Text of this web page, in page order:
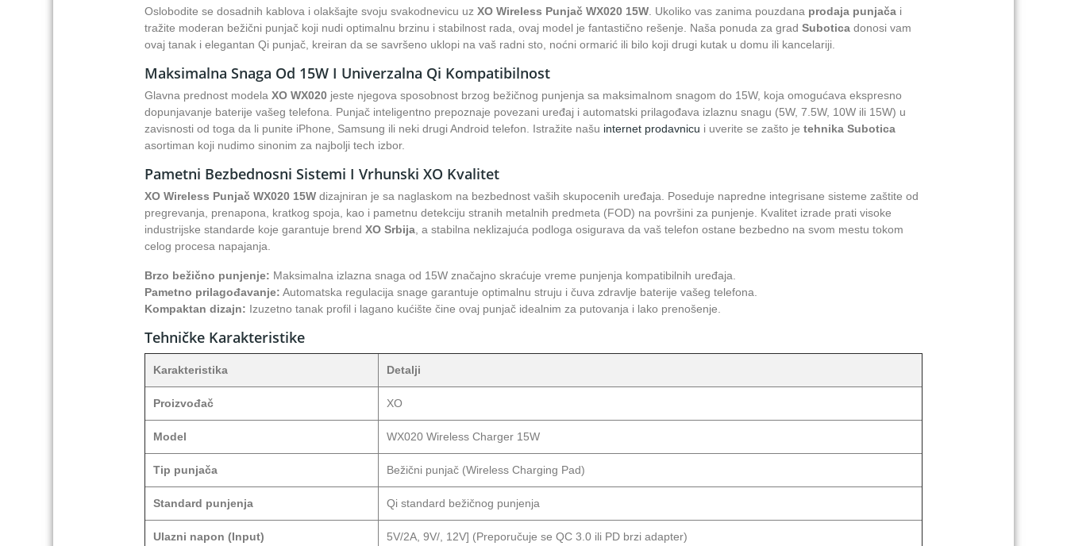
Oslobodite se dosadnih kablova i olakšajte svoju svakodnevicu uz XO Wireless Punjač WX020 15W. Ukoliko vas zanima pouzdana prodaja punjača i
tražite moderan bežični punjač koji nudi optimalnu brzinu i stabilnost rada, ovaj model je fantastično rešenje. Naša ponuda za grad Subotica donosi vam
ovaj tanak i elegantan Qi punjač, kreiran da se savršeno uklopi na vaš radni sto, noćni ormarić ili bilo koji drugi kutak u domu ili kancelariji.
Maksimalna Snaga Od 15W I Univerzalna Qi Kompatibilnost
Glavna prednost modela XO WX020 jeste njegova sposobnost brzog bežičnog punjenja sa maksimalnom snagom do 15W, koja omogućava ekspresno
dopunjavanje baterije vašeg telefona. Punjač inteligentno prepoznaje povezani uređaj i automatski prilagođava izlaznu snagu (5W, 7.5W, 10W ili 15W) u
zavisnosti od toga da li punite iPhone, Samsung ili neki drugi Android telefon. Istražite našu internet prodavnicu i uverite se zašto je tehnika Subotica
asortiman koji nudimo sinonim za najbolji tech izbor.
Pametni Bezbednosni Sistemi I Vrhunski XO Kvalitet
XO Wireless Punjač WX020 15W dizajniran je sa naglaskom na bezbednost vaših skupocenih uređaja. Poseduje napredne integrisane sisteme zaštite od
pregrevanja, prenapona, kratkog spoja, kao i pametnu detekciju stranih metalnih predmeta (FOD) na površini za punjenje. Kvalitet izrade prati visoke
industrijske standarde koje garantuje brend XO Srbija, a stabilna neklizajuća podloga osigurava da vaš telefon ostane bezbedno na svom mestu tokom
celog procesa napajanja.
Brzo bežično punjenje: Maksimalna izlazna snaga od 15W značajno skraćuje vreme punjenja kompatibilnih uređaja.
Pametno prilagođavanje: Automatska regulacija snage garantuje optimalnu struju i čuva zdravlje baterije vašeg telefona.
Kompaktan dizajn: Izuzetno tanak profil i lagano kućište čine ovaj punjač idealnim za putovanja i lako prenošenje.
Tehničke Karakteristike
Karakteristika Detalji
Proizvođač XO
Model WX020 Wireless Charger 15W
Tip punjača Bežični punjač (Wireless Charging Pad)
Standard punjenja Qi standard bežičnog punjenja
Ulazni napon (Input) 5V/2A, 9V/, 12V] (Preporučuje se QC 3.0 ili PD brzi adapter)